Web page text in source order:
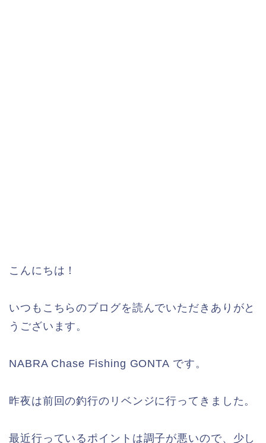
こんにちは！
いつもこちらのブログを読んでいただきありがと
うございます。
NABRA Chase Fishing GONTA です。
昨夜は前回の釣行のリベンジに行ってきました。
最近行っているポイントは調子が悪いので、少し